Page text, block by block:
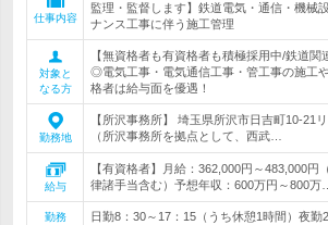
仕事内容
監理・監督します】鉄道電気・通信・機械
ナンス工事に伴う施工管理
対象と
なる方
【無資格者も有資格者も積極採用中/鉄道関
◎電気工事・電気通信工事・管工事の施工
格者は給与面を優遇！
勤務地
【所沢事務所】 埼玉県所沢市日吉町10‐21
（所沢事務所を拠点として、西武…
給与
【有資格者】月給：362,000円～483,000円
律諸手当含む）予想年収：600万円～800万…
勤務
日勤8：30～17：15（うち休憩1時間）夜勤